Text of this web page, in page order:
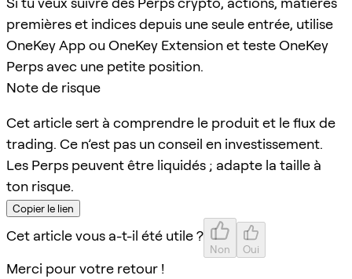
premières et indices depuis une seule entrée, utilise
OneKey App ou OneKey Extension et teste OneKey
Perps avec une petite position.
Note de risque
Cet article sert à comprendre le produit et le flux de
trading. Ce n’est pas un conseil en investissement.
Les Perps peuvent être liquidés ; adapte la taille à
ton risque.
Copier le lien
Cet article vous a-t-il été utile ?
Non Oui
Merci pour votre retour !